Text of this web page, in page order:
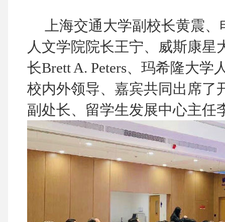
上海交通大学副校长黄震、
人文学院院长王宁、威斯康
长Brett A. Peters、玛希隆大学
校内外领导、嘉宾共同出席了
副处长、留学生发展中心主任